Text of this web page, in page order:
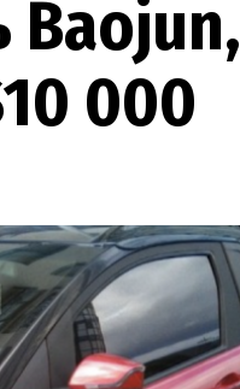
Baojun,
000